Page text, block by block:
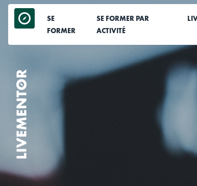
Aller
contenu
SE
FORMER
SE FORMER PAR
ACTIVITÉ